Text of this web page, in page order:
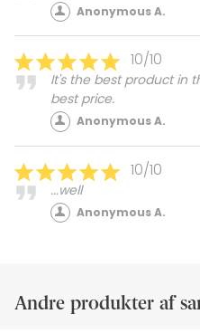
Anonymous A.
10/10
It's the best product in
best price.
Anonymous A.
10/10
...well
Anonymous A.
Andre produkter af